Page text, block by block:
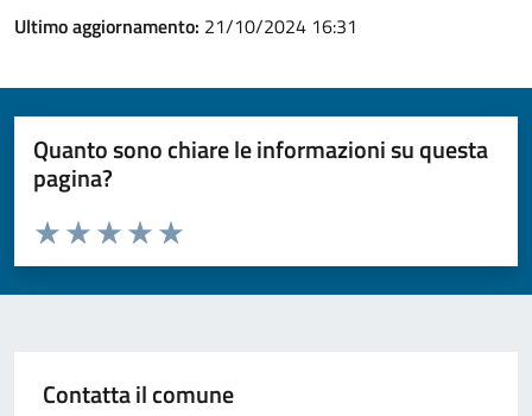
Ultimo aggiornamento: 21/10/2024 16:31
Quanto sono chiare le informazioni su questa
pagina?
Valuta da 1 a 5 stelle la pagina
Valuta 5 stelle su 5
Valuta 4 stelle su 5
Valuta 3 stelle su 5
Valuta 2 stelle su 5
Valuta 1 stelle su 5
Contatta il comune